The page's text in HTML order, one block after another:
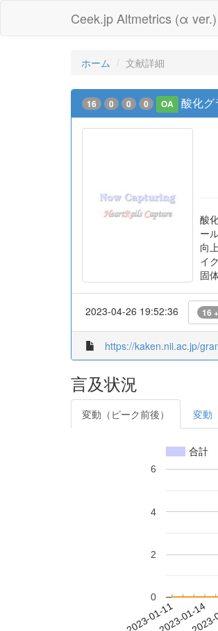
Ceek.jp Altmetrics (α ver.)
ホーム 文献詳細
16 0 0 0 OA 酸化グ
酸
ー
向
イ
固
2023-04-26 19:52:36 16
https://kaken.nii.ac.jp/
言及状況
変動（ピーク前後） 変動
合計
2023-01-112023-01-14
0
2
4
6